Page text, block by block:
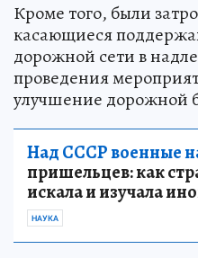
Кроме того, были
касающиеся
дорожной сети в
проведения
улучшение дорожной
Над СССР военные
пришельцев: как
искала и изучала
НАУКА